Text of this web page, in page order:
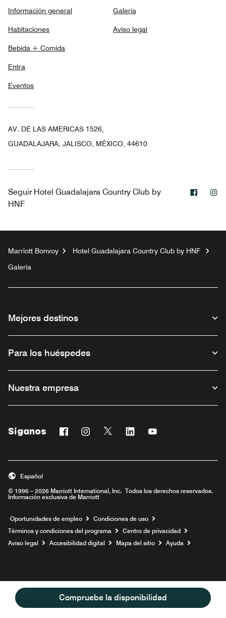
Compruebe la disponibilidad
Información general
Habitaciones
Bebida + Comida
Entra
Eventos
Galería
Aviso legal
AV. DE LAS AMERICAS 1526,
GUADALAJARA, JALISCO, MÉXICO, 44610
Seguir Hotel Guadalajara Country Club by
HNF
Marriott Bonvoy
Hotel Guadalajara Country Club by HNF
Galería
Mejores destinos
Para los huéspedes
Nuestra empresa
Síganos Facebook
Abre una ventana nueva
Instagram
Abre una ventana nueva
Twitter
Abre una ventana nueva
Linkedin
Abre una ventana nueva
Abre una ventana
© 1996 – 2026 Marriott International, Inc. Todos los derechos reservados.
Información exclusiva de Marriott
Español
Oportunidades de empleo Abre una ventana nueva
Condiciones de uso
Términos y condiciones del programa
Centro de privacidad
Aviso legal
Accesibilidad digital Mapa del sitio Ayuda